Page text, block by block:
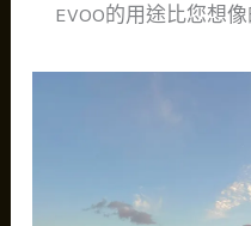
EVOO的用途比您想像